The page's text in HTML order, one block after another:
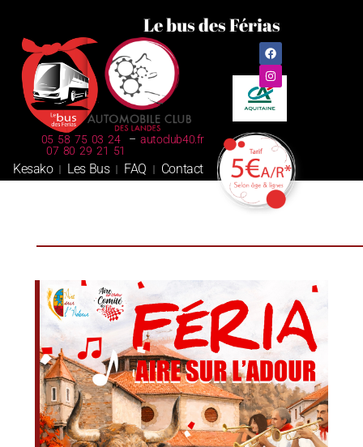
Le bus des Férias
05 58 75 03 24 –autoclub40.fr
07 80 29 21 51
Kesako Les Bus FAQ Contact